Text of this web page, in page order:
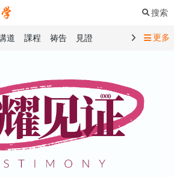
搜索
道 課程 祷告
見證
創世記 馬太福音
傳道書
01 創世記
02 出埃及記
05 申命記
06 約書亞記
09 撒母耳記上
王紀上
12 列王紀下
更多